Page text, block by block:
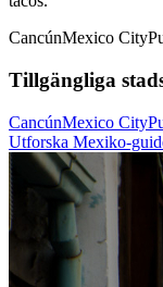
CancúnMexico City
Tillgängliga
CancúnMexico City
Utforska Mexiko-